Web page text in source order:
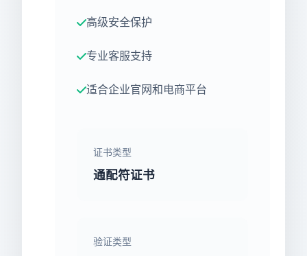
高级安全保护
专业客服支持
适合企业官网和电商平台
证书类型
通配符证书
验证类型